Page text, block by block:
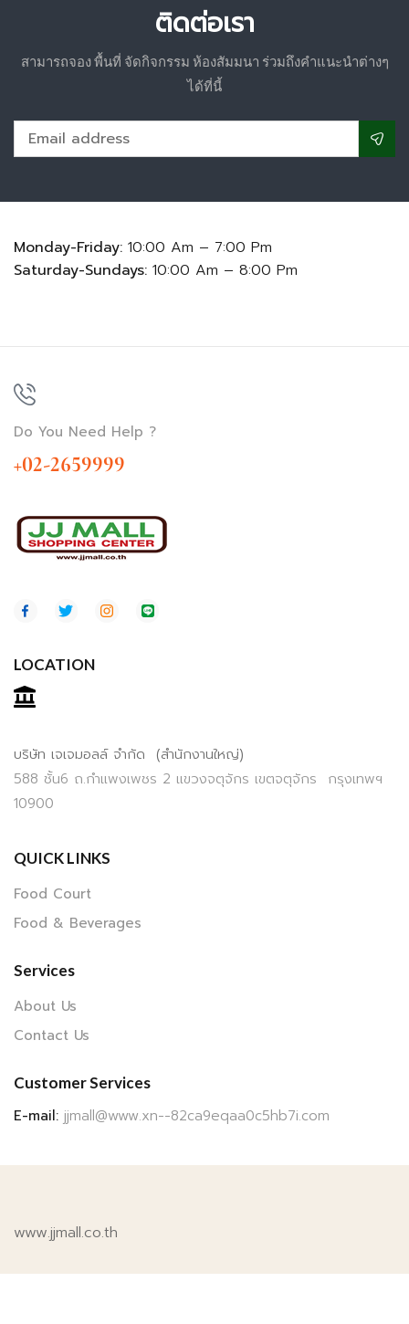
ติดต่อเรา
สามารถจอง พื้นที่ จัดกิจกรรม ห้องสัมมนา ร่วมถึงคำแนะนำต่างๆ
ได้ที่นี้
Monday-Friday: 10:00 Am – 7:00 Pm
Saturday-Sundays: 10:00 Am – 8:00 Pm
Do You Need Help ?
+02-2659999
LOCATION
บริษัท เจเจมอลล์ จำกัด (สำนักงานใหญ่)
588 ชั้น6 ถ.กำแพงเพชร 2 แขวงจตุจักร เขตจตุจักร กรุงเทพฯ
10900
QUICK LINKS
Food Court
Food & Beverages
Services
About Us
Contact Us
Customer Services
E-mail: jjmall@www.xn--82ca9eqaa0c5hb7i.com
www.jjmall.co.th